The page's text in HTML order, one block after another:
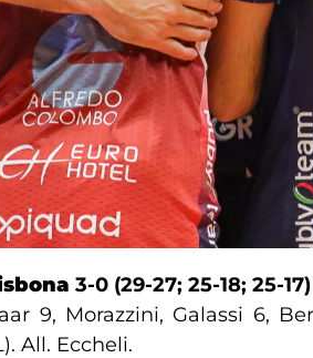
3-0 (29-27; 25-18; 25-17)
9, Morazzini, Galassi 6,
All. Eccheli.